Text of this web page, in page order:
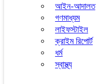
আইন-আদালত
গণমাধ্যম
লাইফস্টাইল
ক্রাইম রিপোর্ট
ধর্ম
স্বাস্থ্য